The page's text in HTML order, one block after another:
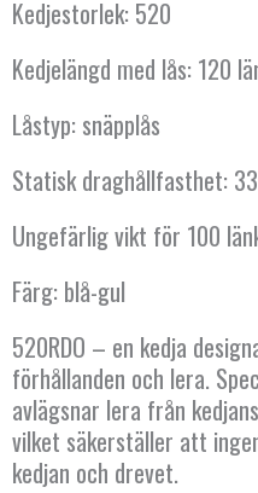
Kedjestorlek: 520
Kedjelängd med lås: 120
Låstyp: snäpplås
Statisk draghållfasthet:
Ungefärlig vikt för 100
Färg: blå-gul
520RDO – en kedja
förhållanden och lera.
avlägsnar lera från
vilket säkerställer att
kedjan och drevet.